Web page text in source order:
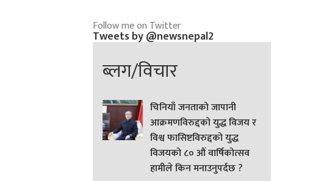
Follow me on Twitter
Tweets by @newsnepal2
ब्लग/विचार
चिनियाँ जनताको जापानी
आक्रमणविरुद्दको युद्ध विजय र
विश्व फासिष्टविरुद्दको युद्ध
विजयको ८० औं वार्षिकोत्सव
हामीले किन मनाउनुपर्दछ ?